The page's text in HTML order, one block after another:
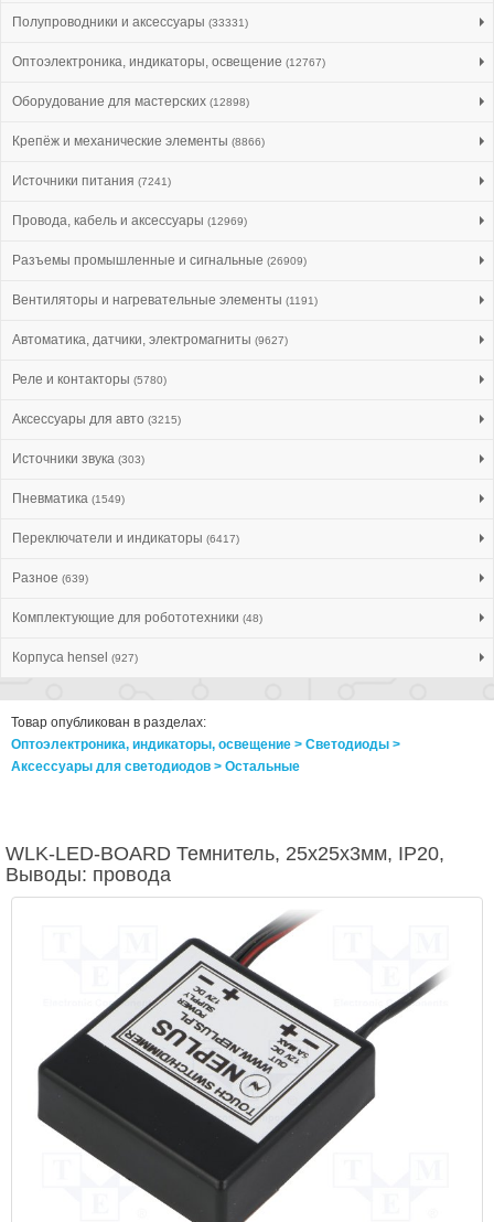
Полупроводники и аксессуары (33331)
Оптоэлектроника, индикаторы, освещение (12767)
Оборудование для мастерских (12898)
Крепёж и механические элементы (8866)
Источники питания (7241)
Провода, кабель и аксессуары (12969)
Разъемы промышленные и сигнальные (26909)
Вентиляторы и нагревательные элементы (1191)
Автоматика, датчики, электромагниты (9627)
Реле и контакторы (5780)
Аксессуары для авто (3215)
Источники звука (303)
Пневматика (1549)
Переключатели и индикаторы (6417)
Разное (639)
Комплектующие для робототехники (48)
Корпуса hensel (927)
Товар опубликован в разделах:
Оптоэлектроника, индикаторы, освещение > Светодиоды >
Аксессуары для светодиодов > Остальные
WLK-LED-BOARD Темнитель, 25x25x3мм, IP20,
Выводы: провода